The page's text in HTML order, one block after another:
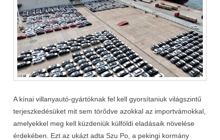
A kínai villanyautó-gyártóknak fel kell gyorsítaniuk világszintű
terjeszkedésüket mit sem törődve azokkal az importvámokkal,
amelyekkel meg kell küzdeniük külföldi eladásaik növelése
érdekében. Ezt az ukázt adta Szu Po, a pekingi kormány